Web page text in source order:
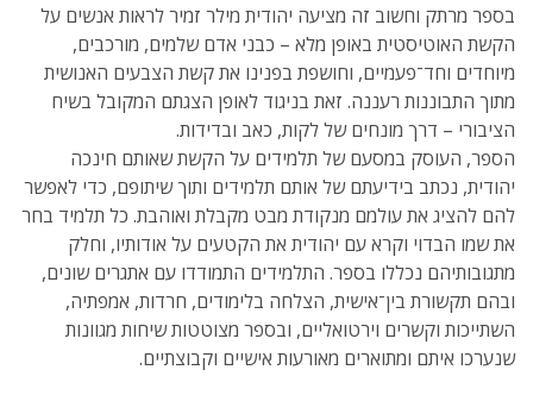
בספר מרתק וחשוב זה מציעה יהודית מילר זמיר לראות אנשים על
הקשת האוטיסטית באופן מלא – כבני אדם שלמים, מורכבים,
מיוחדים וחד־פעמיים, וחושפת בפנינו את קשת הצבעים האנושית
מתוך התבוננות רעננה. זאת בניגוד לאופן הצגתם המקובל בשיח
הציבורי – דרך מונחים של לקות, כאב ובדידות.
הספר, העוסק במסעם של תלמידים על הקשת שאותם חינכה
יהודית, נכתב בידיעתם של אותם תלמידים ותוך שיתופם, כדי לאפשר
להם להציג את עולמם מנקודת מבט מקבלת ואוהבת. כל תלמיד בחר
את שמו הבדוי וקרא עם יהודית את הקטעים על אודותיו, וחלק
מתגובותיהם נכללו בספר. התלמידים התמודדו עם אתגרים שונים,
ובהם תקשורת בין־אישית, הצלחה בלימודים, חרדות, אמפתיה,
השתייכות וקשרים וירטואליים, ובספר מצוטטות שיחות מגוונות
שנערכו איתם ומתוארים מאורעות אישיים וקבוצתיים.